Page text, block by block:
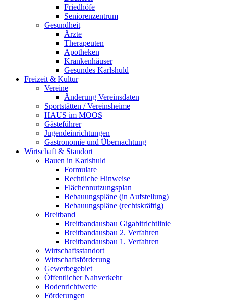
Friedhöfe
Seniorenzentrum
Gesundheit
Ärzte
Therapeuten
Apotheken
Krankenhäuser
Gesundes Karlshuld
Freizeit & Kultur
Vereine
Änderung Vereinsdaten
Sportstätten / Vereinsheime
HAUS im MOOS
Gästeführer
Jugendeinrichtungen
Gastronomie und Übernachtung
Wirtschaft & Standort
Bauen in Karlshuld
Formulare
Rechtliche Hinweise
Flächennutzungsplan
Bebauungspläne (in Aufstellung)
Bebauungspläne (rechtskräftig)
Breitband
Breitbandausbau Gigabitrichtlinie
Breitbandausbau 2. Verfahren
Breitbandausbau 1. Verfahren
Wirtschaftsstandort
Wirtschaftsförderung
Gewerbegebiet
Öffentlicher Nahverkehr
Bodenrichtwerte
Förderungen